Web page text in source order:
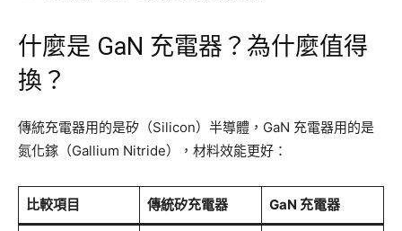
什麼是 GaN 充電器？為什麼值得
換？
傳統充電器用的是矽（Silicon）半導體，GaN 充電器用的是
氮化鎵（Gallium Nitride），材料效能更好：
比較項目 傳統矽充電器 GaN 充電器